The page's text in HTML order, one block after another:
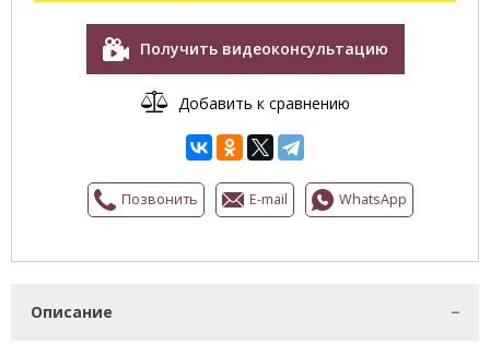
Получить видеоконсультацию
Добавить к сравнению
Позвонить E-mail WhatsApp
Описание